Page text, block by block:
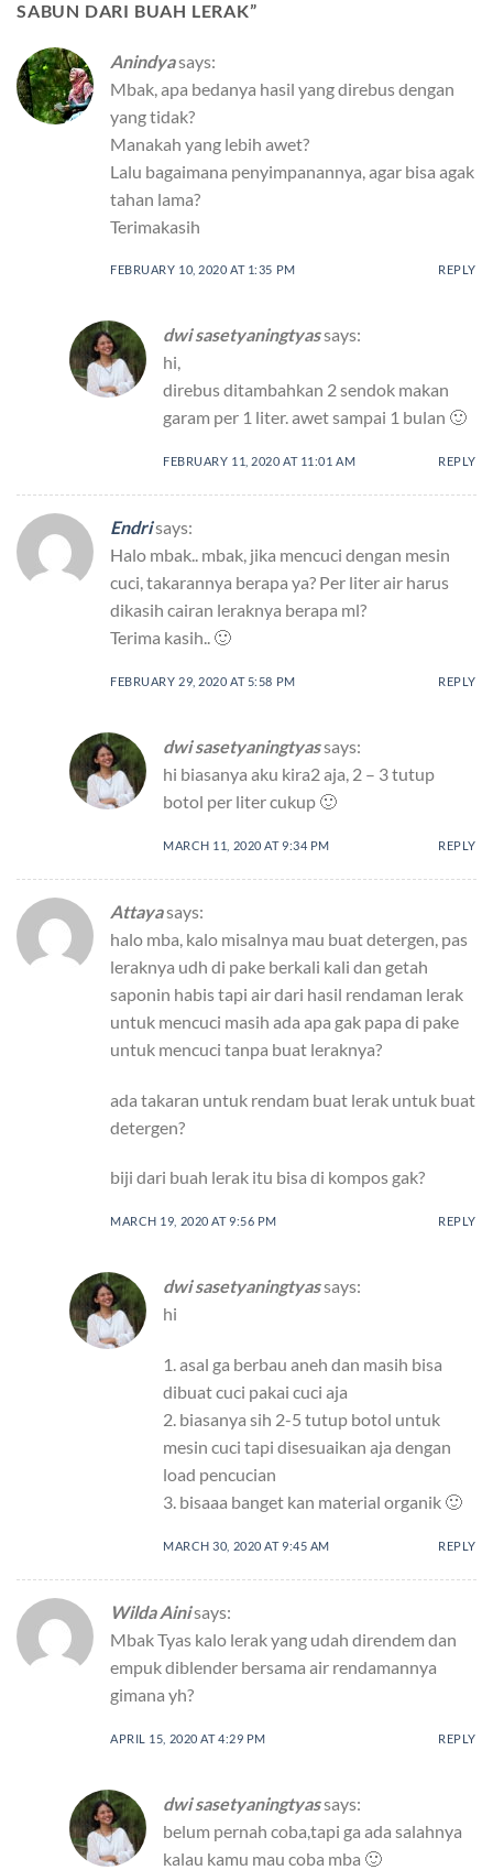
SABUN DARI BUAH LERAK”
Anindyasays:
Mbak, apa bedanya hasil yang direbus dengan
yang tidak?
Manakah yang lebih awet?
Lalu bagaimana penyimpanannya, agar bisa agak
tahan lama?
Terimakasih
FEBRUARY 10, 2020 AT 1:35 PM REPLY
dwi sasetyaningtyassays:
hi,
direbus ditambahkan 2 sendok makan
garam per 1 liter. awet sampai 1 bulan 🙂
FEBRUARY 11, 2020 AT 11:01 AM REPLY
Endrisays:
Halo mbak.. mbak, jika mencuci dengan mesin
cuci, takarannya berapa ya? Per liter air harus
dikasih cairan leraknya berapa ml?
Terima kasih.. 🙂
FEBRUARY 29, 2020 AT 5:58 PM REPLY
dwi sasetyaningtyassays:
hi biasanya aku kira2 aja, 2 – 3 tutup
botol per liter cukup 🙂
MARCH 11, 2020 AT 9:34 PM REPLY
Attayasays:
halo mba, kalo misalnya mau buat detergen, pas
leraknya udh di pake berkali kali dan getah
saponin habis tapi air dari hasil rendaman lerak
untuk mencuci masih ada apa gak papa di pake
untuk mencuci tanpa buat leraknya?
ada takaran untuk rendam buat lerak untuk buat
detergen?
biji dari buah lerak itu bisa di kompos gak?
MARCH 19, 2020 AT 9:56 PM REPLY
dwi sasetyaningtyassays:
hi
1. asal ga berbau aneh dan masih bisa
dibuat cuci pakai cuci aja
2. biasanya sih 2-5 tutup botol untuk
mesin cuci tapi disesuaikan aja dengan
load pencucian
3. bisaaa banget kan material organik 🙂
MARCH 30, 2020 AT 9:45 AM REPLY
Wilda Ainisays:
Mbak Tyas kalo lerak yang udah direndem dan
empuk diblender bersama air rendamannya
gimana yh?
APRIL 15, 2020 AT 4:29 PM REPLY
dwi sasetyaningtyassays:
belum pernah coba,tapi ga ada salahnya
kalau kamu mau coba mba 🙂